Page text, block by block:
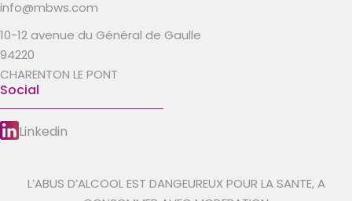
info@mbws.com
10-12 avenue du Général de Gaulle
94220
CHARENTON LE PONT
Social
Linkedin
L’ABUS D’ALCOOL EST DANGEUREUX POUR LA SANTE, A